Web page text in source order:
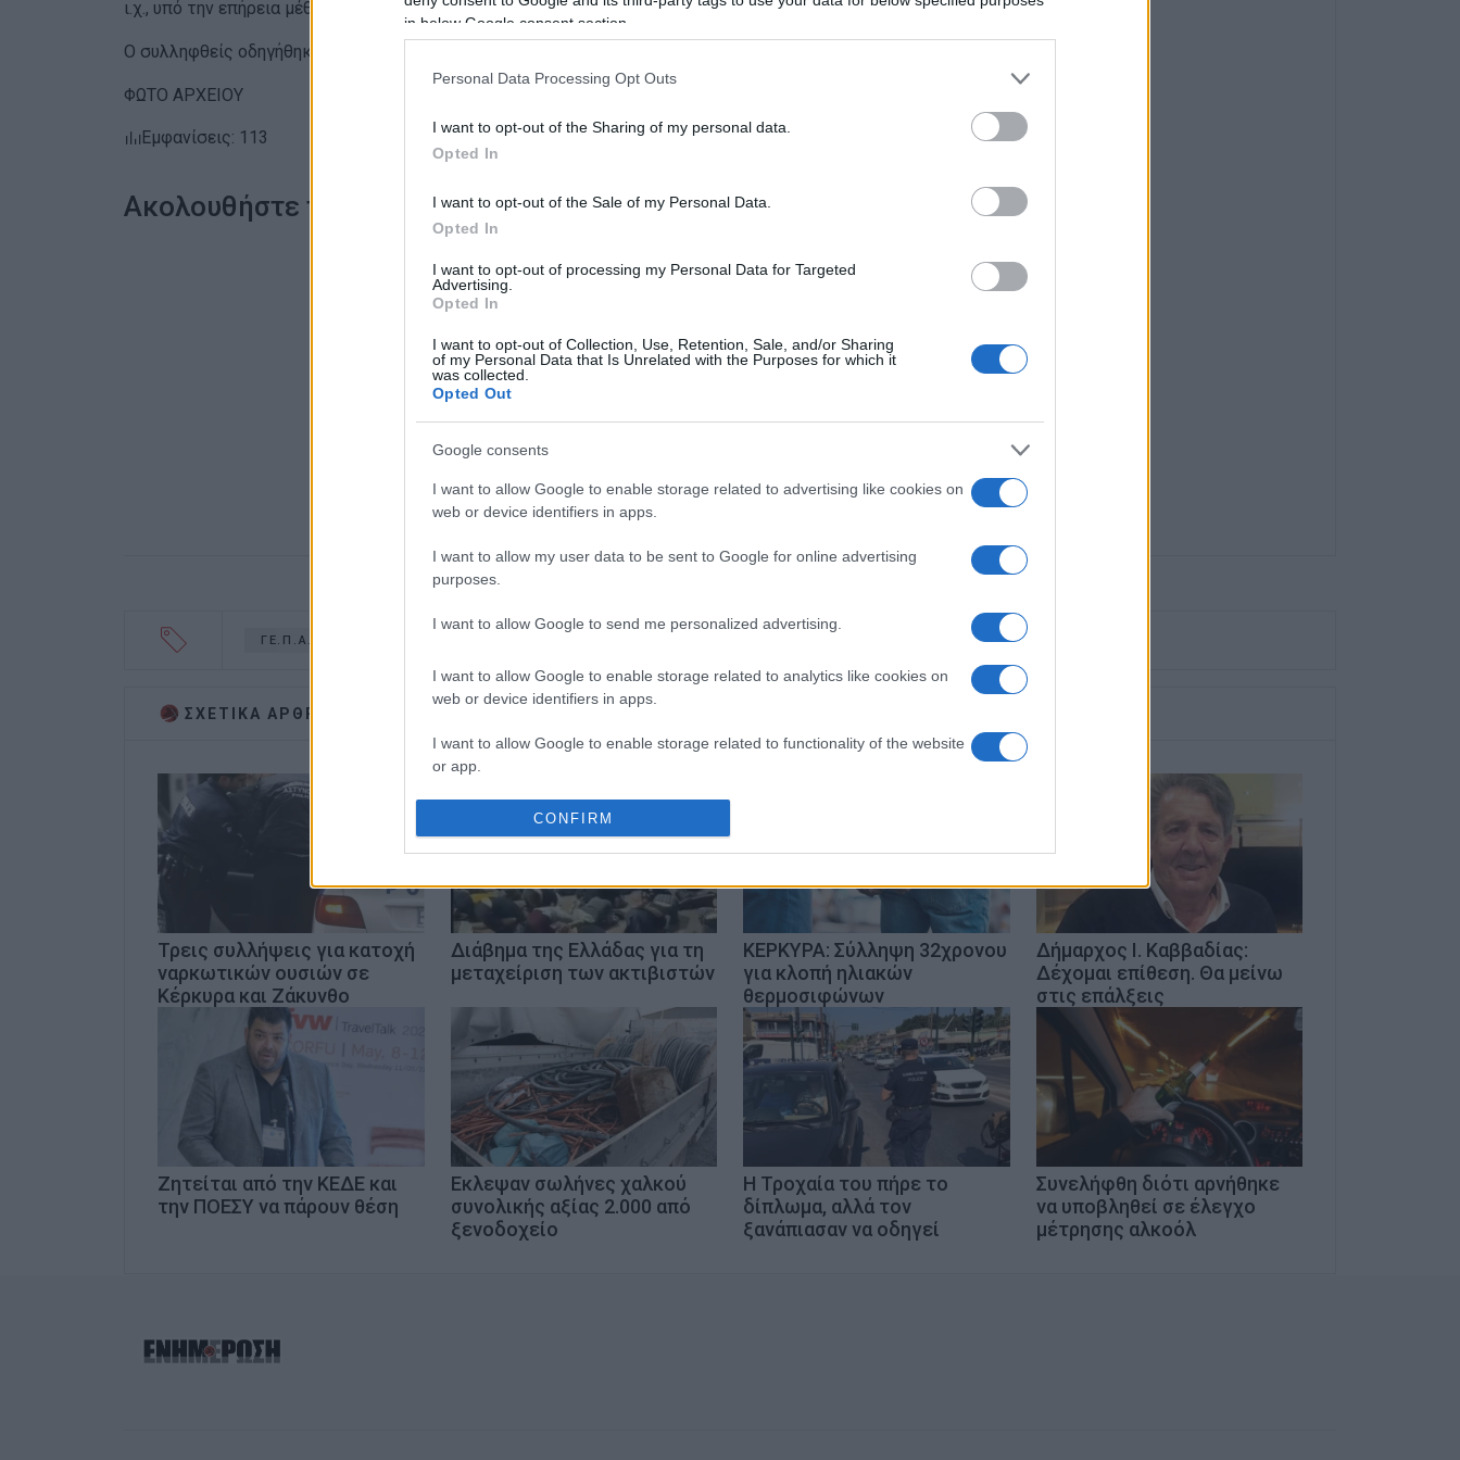
in below Google consent section.
Personal Data Processing Opt Outs
I want to opt-out of the Sharing of my personal data.
Opted In
I want to opt-out of the Sale of my Personal Data.
Opted In
I want to opt-out of processing my Personal Data for Targeted
Advertising.
Opted In
I want to opt-out of Collection, Use, Retention, Sale, and/or Sharing
of my Personal Data that Is Unrelated with the Purposes for which it
was collected.
Opted Out
Google consents
I want to allow Google to enable storage related to advertising like cookies on
web or device identifiers in apps.
I want to allow my user data to be sent to Google for online advertising
purposes.
I want to allow Google to send me personalized advertising.
I want to allow Google to enable storage related to analytics like cookies on
web or device identifiers in apps.
I want to allow Google to enable storage related to functionality of the website
or app.
I want to allow Google to enable storage related to personalization.
authentication functionality and fraud prevention, and other user protection.
CONFIRM
ι.χ., υπό την επήρεια μέθης.
Ο συλληφθείς οδηγήθηκε στον Εισαγγελέα Πλημμελειοδικών Κέρκυρας.
ΦΩΤΟ ΑΡΧΕΙΟΥ
Εμφανίσεις: 113
Ακολουθήστε το enimerosi στοFacebook
ΓΕ.Π.Α.Δ. ΙΟΝΙΩΝ ΝΗΣΩΝ
ΣΧΕΤΙΚA AΡΘΡΑ
Τρεις συλλήψεις για κατοχή
ναρκωτικών ουσιών σε
Κέρκυρα και Ζάκυνθο
Διάβημα της Ελλάδας για τη
μεταχείριση των ακτιβιστών
ΚΕΡΚΥΡΑ: Σύλληψη 32χρονου
για κλοπή ηλιακών
θερμοσιφώνων
Δήμαρχος Ι. Καββαδίας:
Δέχομαι επίθεση. Θα μείνω
στις επάλξεις
Ζητείται από την ΚΕΔΕ και
την ΠΟΕΣΥ να πάρουν θέση
Εκλεψαν σωλήνες χαλκού
συνολικής αξίας 2.000 από
ξενοδοχείο
Η Τροχαία του πήρε το
δίπλωμα, αλλά τον
ξανάπιασαν να οδηγεί
Συνελήφθη διότι αρνήθηκε
να υποβληθεί σε έλεγχο
μέτρησης αλκοόλ